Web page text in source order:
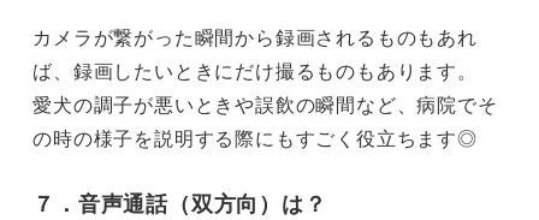
カメラが繋がった瞬間から録画されるものもあれ
ば、録画したいときにだけ撮るものもあります。
愛犬の調子が悪いときや誤飲の瞬間など、病院でそ
の時の様子を説明する際にもすごく役立ちます◎
７． 音声通話（双方向） は？